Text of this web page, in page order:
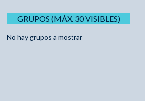
GRUPOS (MÁX. 30 VISIBLES)
No hay grupos a mostrar